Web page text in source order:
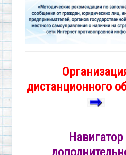
дистанционного
Навигатор